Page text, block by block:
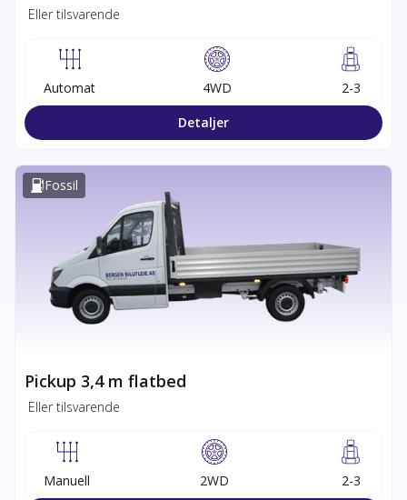
Eller tilsvarende
Automat 4WD
2-3
Detaljer
Fossil
Pickup 3,4 m flatbed
Eller tilsvarende
Manuell 2WD 2-3